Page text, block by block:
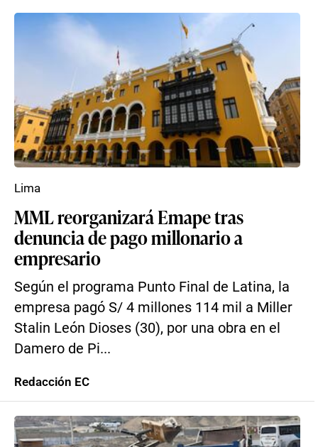
MML reorganizará Emape tras
denuncia de pago millonario a
empresario
Según el programa Punto Final de Latina, la
empresa pagó S/ 4 millones 114 mil a Miller
Stalin León Dioses (30), por una obra en el
Damero de Pi...
Lima
Redacción EC